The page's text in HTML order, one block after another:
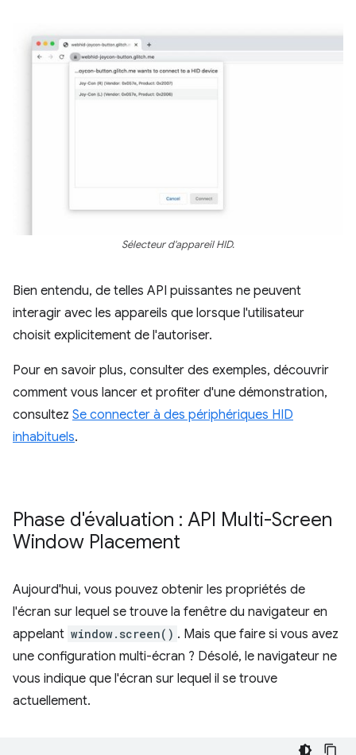
Sélecteur d'appareil HID.
Bien entendu, de telles API puissantes ne peuvent
interagir avec les appareils que lorsque l'utilisateur
choisit explicitement de l'autoriser.
Pour en savoir plus, consulter des exemples, découvrir
comment vous lancer et profiter d'une démonstration,
consultez Se connecter à des périphériques HID
inhabituels.
Phase d'évaluation : API Multi-Screen
Window Placement
Aujourd'hui, vous pouvez obtenir les propriétés de
l'écran sur lequel se trouve la fenêtre du navigateur en
appelant window.screen() . Mais que faire si vous avez
une configuration multi-écran ? Désolé, le navigateur ne
vous indique que l'écran sur lequel il se trouve
actuellement.